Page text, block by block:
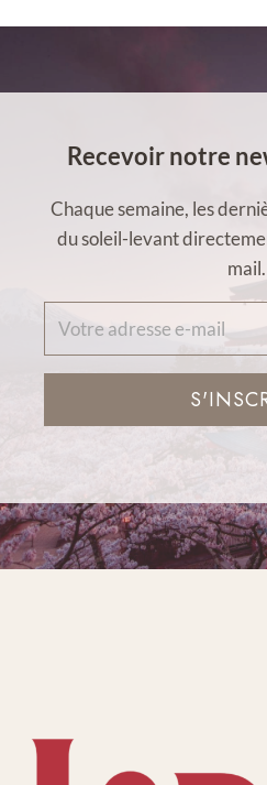
Recevoir notre
Chaque semaine, les
du soleil-levant
mail.